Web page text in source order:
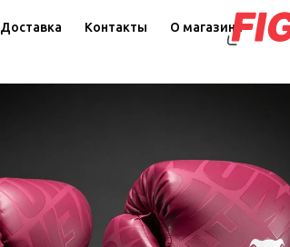
Доставка Контакты О магазине